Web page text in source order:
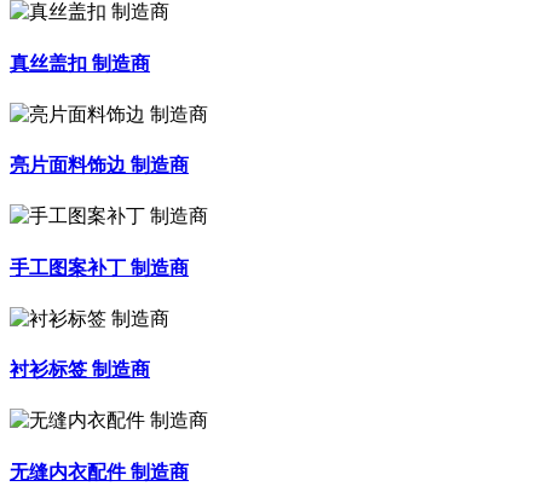
真丝盖扣 制造商
亮片面料饰边 制造商
手工图案补丁 制造商
衬衫标签 制造商
无缝内衣配件 制造商